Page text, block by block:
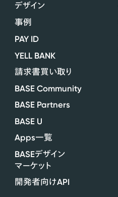
デザイン
事例
PAY ID
YELL BANK
請求書買い取り
BASE Community
BASE Partners
BASE U
Apps一覧
BASEデザイン
マーケット
開発者向けAPI